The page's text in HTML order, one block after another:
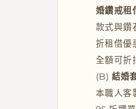
婚鑽戒租
款式與鑽
折租借優
全額可折
(B) 結婚
本職人客